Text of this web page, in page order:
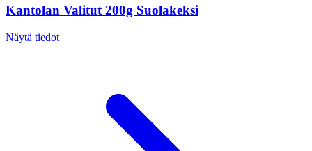
Kantolan Valitut 200g Suolakeksi
Näytä tiedot